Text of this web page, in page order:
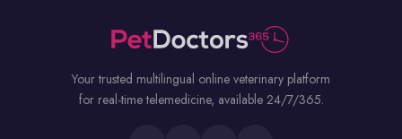
Your trusted multilingual online veterinary platform
for real-time telemedicine, available 24/7/365.